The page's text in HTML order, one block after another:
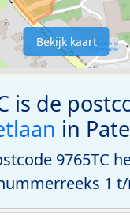
Bekijk kaart
is de
in
9765TC
1